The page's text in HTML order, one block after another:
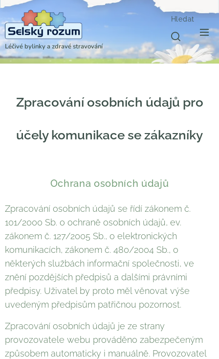
Léčivé bylinky a zdravé stravování
Hledat
Zpracování osobních údajů pro
účely komunikace se zákazníky
Ochrana osobních údajů
Zpracování osobních údajů se řídí zákonem č.
101/2000 Sb. o ochraně osobních údajů, ev.
zákonem č. 127/2005 Sb., o elektronických
komunikacích, zákonem č. 480/2004 Sb., o
některých službách informační společnosti, ve
znění pozdějších předpisů a dalšími právními
předpisy. Uživatel by proto měl věnovat výše
uvedeným předpisům patřičnou pozornost.
Zpracování osobních údajů je ze strany
provozovatele webu prováděno zabezpečeným
způsobem automaticky i manuálně. Provozovatel